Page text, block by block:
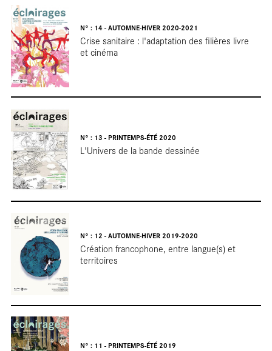
N° : 14 - AUTOMNE-HIVER 2020-2021
Crise sanitaire : l'adaptation des filières livre
et cinéma
N° : 13 - PRINTEMPS-ÉTÉ 2020
L'Univers de la bande dessinée
N° : 12 - AUTOMNE-HIVER 2019-2020
Création francophone, entre langue(s) et
territoires
N° : 11 - PRINTEMPS-ÉTÉ 2019